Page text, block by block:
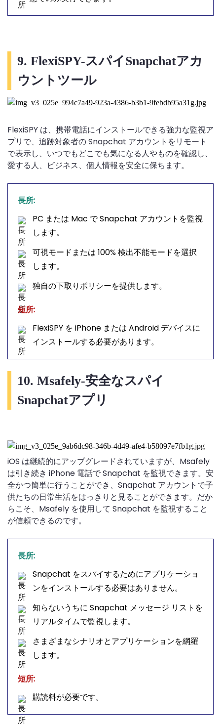
9. FlexiSPY-スパイSnapchatアカ
ウントツール
FlexiSPY は、携帯電話にインストールできる強力な監視ア
プリで、追跡対象者の Snapchat アカウントをリモート
で表示し、いつでもどこでも気になる人やものを確認し、
愛する人、ビジネス、個人情報を安全に保ちます。
長所:
PC または Mac で Snapchat アカウントを監視
します。
可視モードまたは 100% 検出不能モードを選択
します。
独自の下取りポリシーを提供します。
短所:
FlexiSPY を iPhone または Android デバイスに
インストールする必要があります。
10. Msafely-安全なスパイ
Snapchatアプリ
iOS は継続的にアップグレードされていますが、Msafely
は引き続き iPhone 電話で Snapchat を監視できます。安
全かつ簡単に行うことができ、Snapchat アカウントで子
供たちの日常生活をはっきりと見ることができます。だか
らこそ、Msafely を使用して Snapchat を監視すること
が信頼できるのです。
長所:
Snapchat をスパイするためにアプリケーショ
ンをインストールする必要はありません。
知らないうちに Snapchat メッセージ リストを
リアルタイムで監視します。
さまざまなシナリオとアプリケーションを網羅
します。
短所:
購読料が必要です。